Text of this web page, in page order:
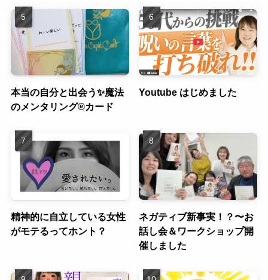
本当の自分と出会う✨魔法
のメンタリング®︎カード
Youtube はじめました
精神的に自立している女性
がモテるってホント？
ネガティブ新事実！？〜お
話し会＆ワークショップ開
催しました